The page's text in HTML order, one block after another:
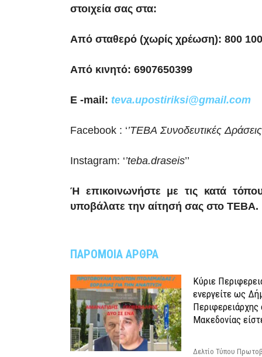
στοιχεία σας στα:
Από σταθερό (χωρίς χρέωση): 800
Από κινητό: 6907650399
E -mail: teva.upostiriksi@gmail.com
Facebook : ‘’TEBA Συνοδευτικές Δράσεις
Instagram: ‘’teba.draseis’’
Ή επικοινωνήστε με τις κατά
υποβάλατε την αίτησή σας στο ΤΕΒΑ.
ΠΑΡΟΜΟΙΑ ΑΡΘΡΑ
Κύριε
ενεργείτε ως
Περιφερειάρχης
Μακεδονίας
Δελτίο Τύπου